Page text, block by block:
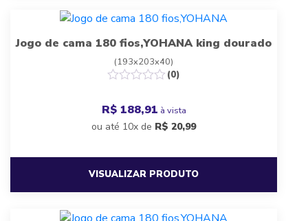
Jogo de cama 180 fios,YOHANA king dourado
(193x203x40)
(0)
R$ 188,91 à vista
ou até 10x de R$ 20,99
VISUALIZAR PRODUTO